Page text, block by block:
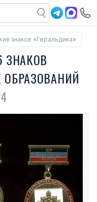
знаков «Геральдика»
ЗНАКОВ